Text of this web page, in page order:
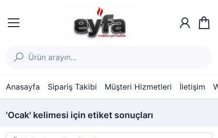
Anasayfa Sipariş Takibi Müşteri Hizmetleri İletişim
'Ocak' kelimesi için etiket sonuçları